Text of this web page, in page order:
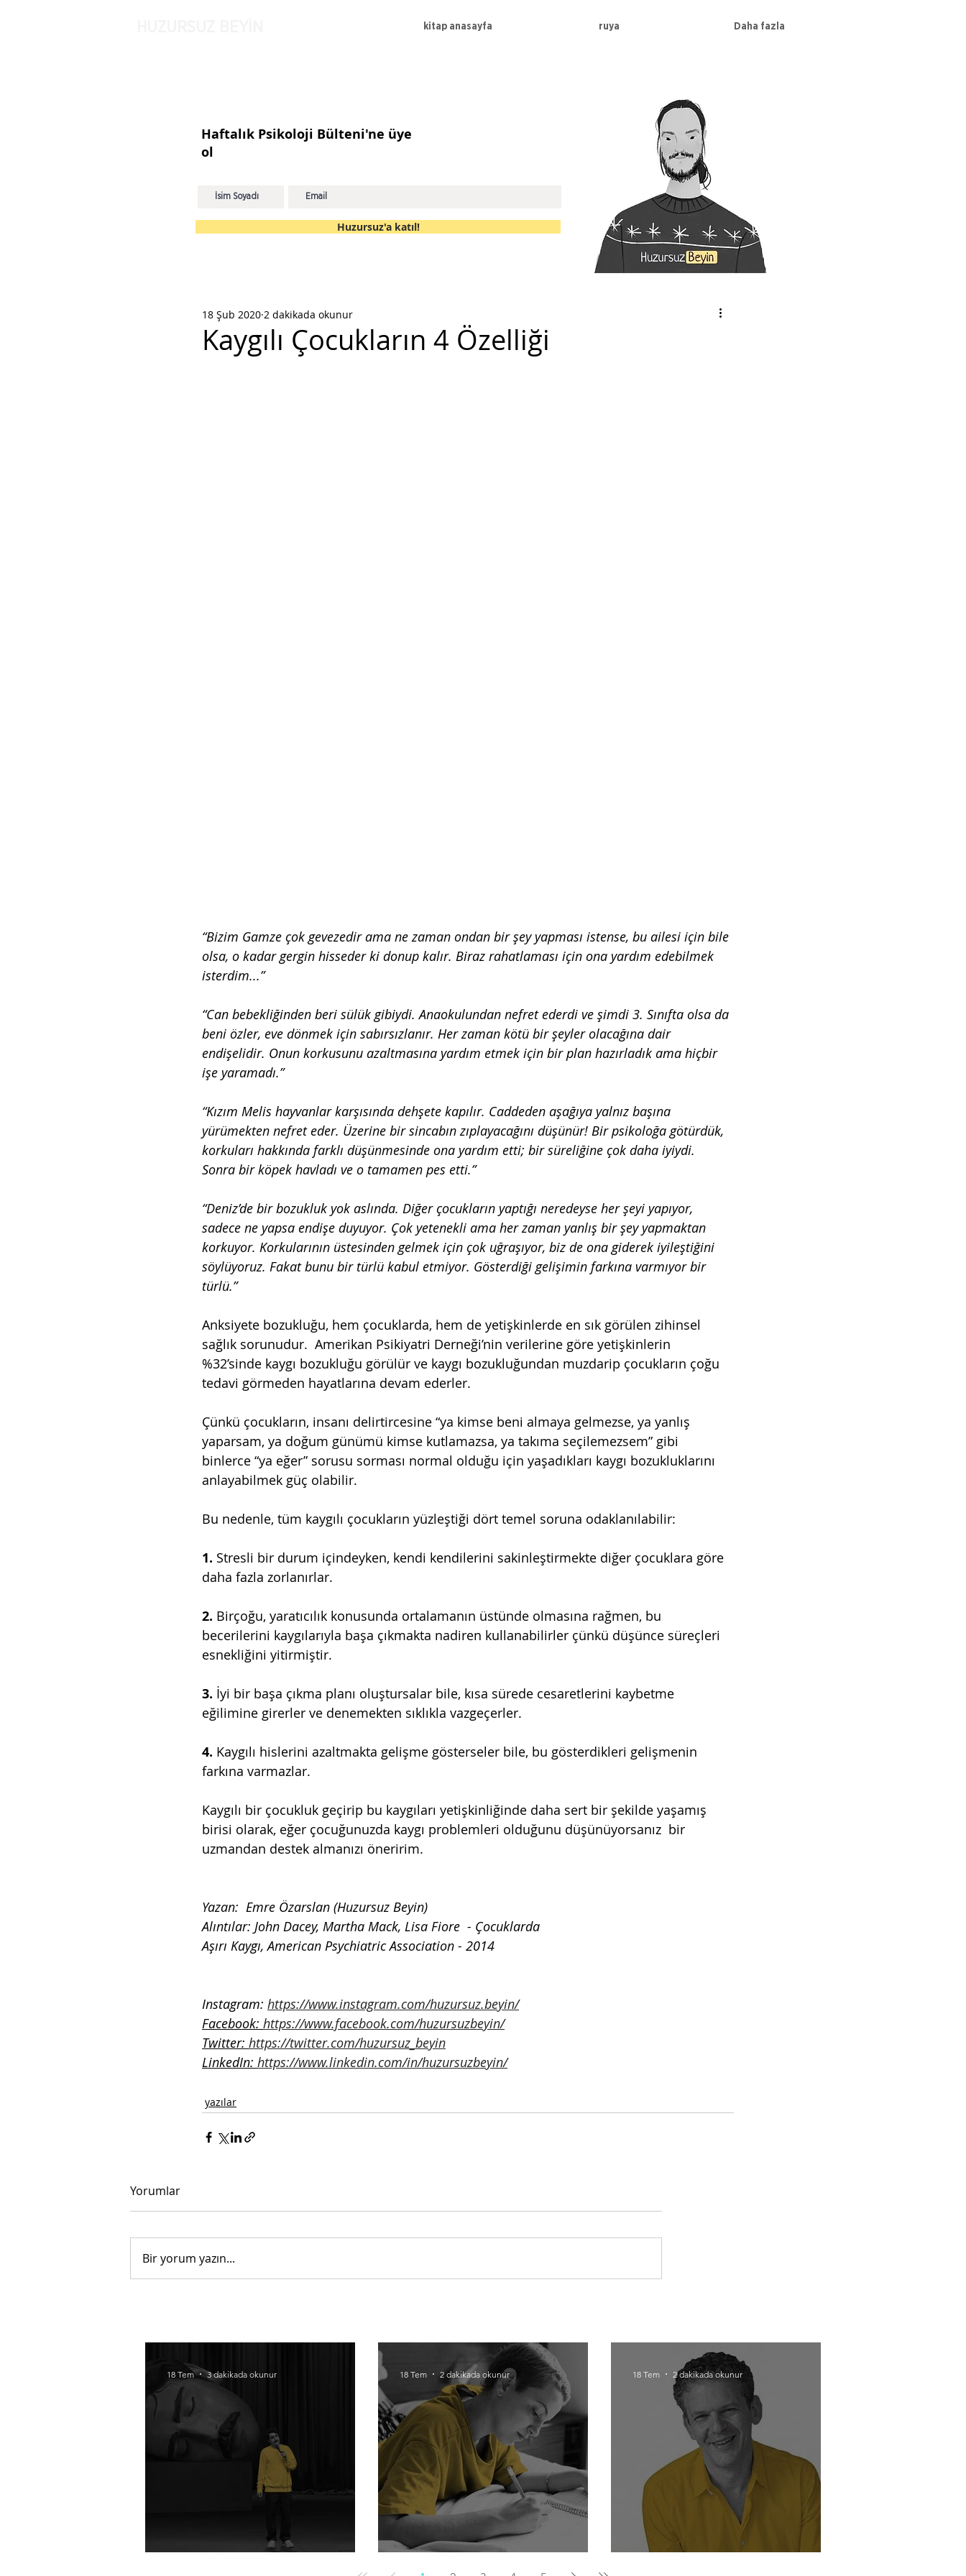
kitap anasayfa ruya Daha fazla
Haftalık Psikoloji Bülteni'ne üye
ol
Huzursuz'a katıl!
Kaygılı Çocukların 4 Özelliği
18 Şub 2020 2 dakikada okunur
“Bizim Gamze çok gevezedir ama ne zaman ondan bir şey yapması istense, bu ailesi için bile
olsa, o kadar gergin hisseder ki donup kalır. Biraz rahatlaması için ona yardım edebilmek
isterdim...”
“Can bebekliğinden beri sülük gibiydi. Anaokulundan nefret ederdi ve şimdi 3. Sınıfta olsa da
beni özler, eve dönmek için sabırsızlanır. Her zaman kötü bir şeyler olacağına dair
endişelidir. Onun korkusunu azaltmasına yardım etmek için bir plan hazırladık ama hiçbir
işe yaramadı.”
“Kızım Melis hayvanlar karşısında dehşete kapılır. Caddeden aşağıya yalnız başına
yürümekten nefret eder. Üzerine bir sincabın zıplayacağını düşünür! Bir psikoloğa götürdük,
korkuları hakkında farklı düşünmesinde ona yardım etti; bir süreliğine çok daha iyiydi.
Sonra bir köpek havladı ve o tamamen pes etti.”
“Deniz’de bir bozukluk yok aslında. Diğer çocukların yaptığı neredeyse her şeyi yapıyor,
sadece ne yapsa endişe duyuyor. Çok yetenekli ama her zaman yanlış bir şey yapmaktan
korkuyor. Korkularının üstesinden gelmek için çok uğraşıyor, biz de ona giderek iyileştiğini
söylüyoruz. Fakat bunu bir türlü kabul etmiyor. Gösterdiği gelişimin farkına varmıyor bir
türlü.”
Anksiyete bozukluğu, hem çocuklarda, hem de yetişkinlerde en sık görülen zihinsel
sağlık sorunudur.  Amerikan Psikiyatri Derneği’nin verilerine göre yetişkinlerin
%32’sinde kaygı bozukluğu görülür ve kaygı bozukluğundan muzdarip çocukların çoğu
tedavi görmeden hayatlarına devam ederler.
Çünkü çocukların, insanı delirtircesine “ya kimse beni almaya gelmezse, ya yanlış
yaparsam, ya doğum günümü kimse kutlamazsa, ya takıma seçilemezsem” gibi
binlerce “ya eğer” sorusu sorması normal olduğu için yaşadıkları kaygı bozukluklarını
anlayabilmek güç olabilir.
Bu nedenle, tüm kaygılı çocukların yüzleştiği dört temel soruna odaklanılabilir:
1. Stresli bir durum içindeyken, kendi kendilerini sakinleştirmekte diğer çocuklara göre
daha fazla zorlanırlar.
2. Birçoğu, yaratıcılık konusunda ortalamanın üstünde olmasına rağmen, bu
becerilerini kaygılarıyla başa çıkmakta nadiren kullanabilirler çünkü düşünce süreçleri
esnekliğini yitirmiştir.
3. İyi bir başa çıkma planı oluştursalar bile, kısa sürede cesaretlerini kaybetme
eğilimine girerler ve denemekten sıklıkla vazgeçerler.
4. Kaygılı hislerini azaltmakta gelişme gösterseler bile, bu gösterdikleri gelişmenin
farkına varmazlar.
Kaygılı bir çocukluk geçirip bu kaygıları yetişkinliğinde daha sert bir şekilde yaşamış
birisi olarak, eğer çocuğunuzda kaygı problemleri olduğunu düşünüyorsanız  bir
uzmandan destek almanızı öneririm.
Yazan:  Emre Özarslan (Huzursuz Beyin)
Alıntılar: John Dacey, Martha Mack, Lisa Fiore  - Çocuklarda
Aşırı Kaygı, American Psychiatric Association - 2014
Instagram: https://www.instagram.com/huzursuz.beyin/
Facebook: https://www.facebook.com/huzursuzbeyin/
Twitter: https://twitter.com/huzursuz_beyin
LinkedIn: https://www.linkedin.com/in/huzursuzbeyin/
yazılar
Yorumlar
Bir yorum yazın...
18 Tem 3 dakikada okunur 18 Tem 2 dakikada okunur 18 Tem 2 dakikada okunur